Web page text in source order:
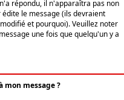
répondu, il n'apparaîtra pas non
le message (ils devraient
et pourquoi). Veuillez noter
une fois que quelqu'un y a
message ?